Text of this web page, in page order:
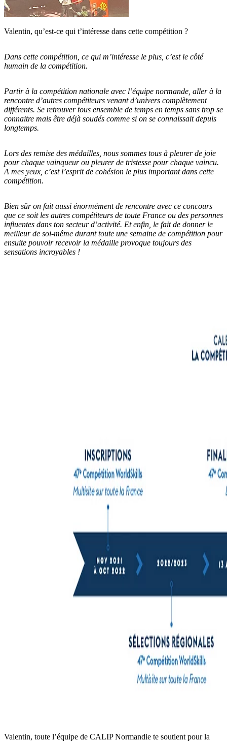
Valentin, qu’est-ce qui t’intéresse dans cette compétition ?
Dans cette compétition, ce qui m’intéresse le plus, c’est le côté
humain de la compétition.
Partir à la compétition nationale avec l’équipe normande, aller à la
rencontre d’autres compétiteurs venant d’univers complètement
différents. Se retrouver tous ensemble de temps en temps sans trop se
connaitre mais être déjà soudés comme si on se connaissait depuis
longtemps.
Lors des remise des médailles, nous sommes tous à pleurer de joie
pour chaque vainqueur ou pleurer de tristesse pour chaque vaincu.
A mes yeux, c’est l’esprit de cohésion le plus important dans cette
compétition.
Bien sûr on fait aussi énormément de rencontre avec ce concours
que ce soit les autres compétiteurs de toute France ou des personnes
influentes dans ton secteur d’activité. Et enfin, le fait de donner le
meilleur de soi-même durant toute une semaine de compétition pour
ensuite pouvoir recevoir la médaille provoque toujours des
sensations incroyables !
Valentin, toute l’équipe de CALIP Normandie te soutient pour la